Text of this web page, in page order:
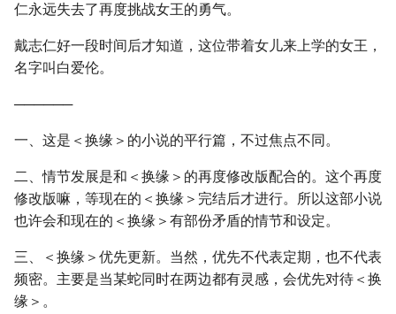
仁永远失去了再度挑战女王的勇气。
戴志仁好一段时间后才知道，这位带着女儿来上学的女王，
名字叫白爱伦。
──────
一、这是＜换缘＞的小说的平行篇，不过焦点不同。
二、情节发展是和＜换缘＞的再度修改版配合的。这个再度
修改版嘛，等现在的＜换缘＞完结后才进行。所以这部小说
也许会和现在的＜换缘＞有部份矛盾的情节和设定。
三、＜换缘＞优先更新。当然，优先不代表定期，也不代表
频密。主要是当某蛇同时在两边都有灵感，会优先对待＜换
缘＞。